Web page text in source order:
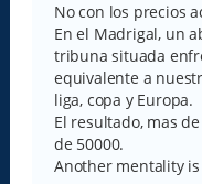
No con los precios
En el Madrigal, un
tribuna situada
equivalente a
liga, copa y Europa.
El resultado, mas
de 50000.
Another mentality